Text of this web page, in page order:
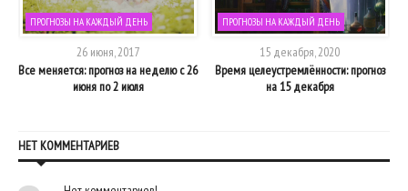
ПРОГНОЗЫ НА КАЖДЫЙ ДЕНЬ
26 июня, 2017
Все меняется: прогноз на неделю с 26
июня по 2 июля
ПРОГНОЗЫ НА КАЖДЫЙ ДЕНЬ
15 декабря, 2020
Время целеустремлённости: прогноз
на 15 декабря
НЕТ КОММЕНТАРИЕВ